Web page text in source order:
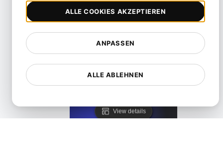
View details
Was ist ein Verlustfreies Komprimierungsverfahren?
View details
ALLE ABLEHNEN
ANPASSEN
ALLE COOKIES AKZEPTIEREN